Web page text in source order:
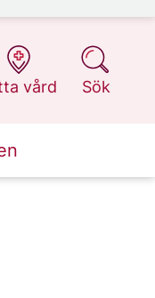
vård
1177.se
Sök
på 1177.se